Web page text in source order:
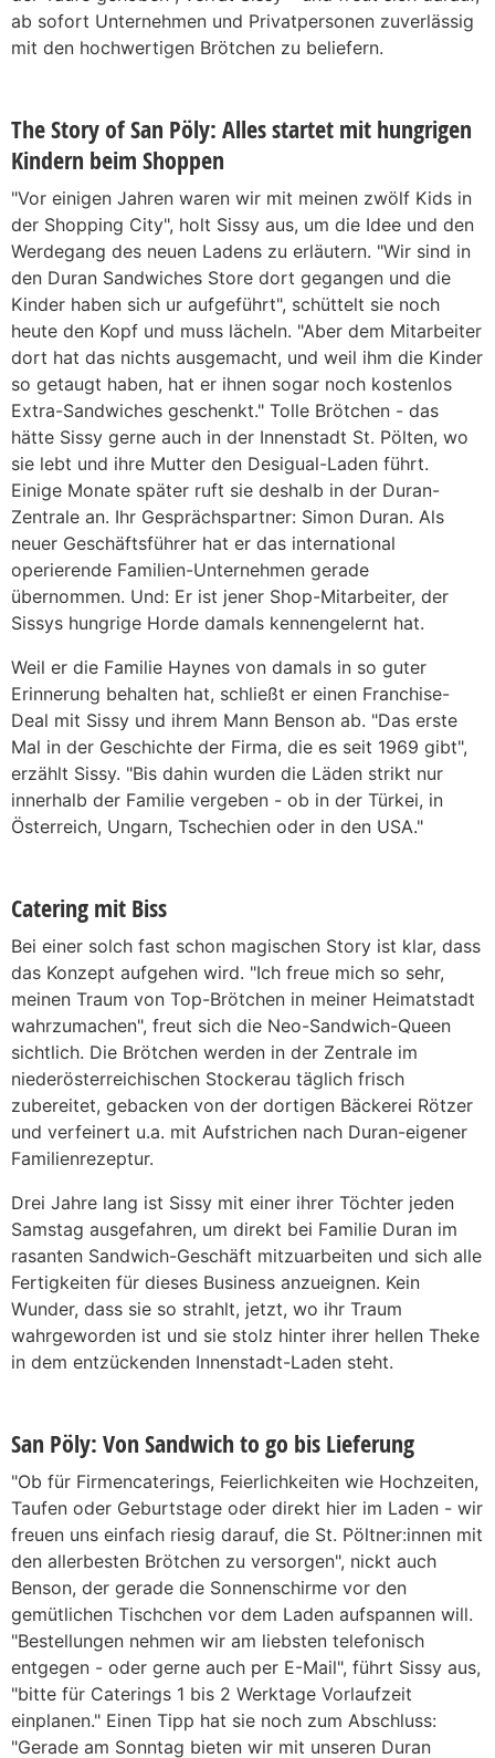
ab sofort Unternehmen und Privatpersonen zuverlässig
mit den hochwertigen Brötchen zu beliefern.
The Story of San Pöly: Alles startet mit hungrigen
Kindern beim Shoppen
"Vor einigen Jahren waren wir mit meinen zwölf Kids in
der Shopping City", holt Sissy aus, um die Idee und den
Werdegang des neuen Ladens zu erläutern. "Wir sind in
den Duran Sandwiches Store dort gegangen und die
Kinder haben sich ur aufgeführt", schüttelt sie noch
heute den Kopf und muss lächeln. "Aber dem Mitarbeiter
dort hat das nichts ausgemacht, und weil ihm die Kinder
so getaugt haben, hat er ihnen sogar noch kostenlos
Extra-Sandwiches geschenkt." Tolle Brötchen - das
hätte Sissy gerne auch in der Innenstadt St. Pölten, wo
sie lebt und ihre Mutter den Desigual-Laden führt.
Einige Monate später ruft sie deshalb in der Duran-
Zentrale an. Ihr Gesprächspartner: Simon Duran. Als
neuer Geschäftsführer hat er das international
operierende Familien-Unternehmen gerade
übernommen. Und: Er ist jener Shop-Mitarbeiter, der
Sissys hungrige Horde damals kennengelernt hat.
Weil er die Familie Haynes von damals in so guter
Erinnerung behalten hat, schließt er einen Franchise-
Deal mit Sissy und ihrem Mann Benson ab. "Das erste
Mal in der Geschichte der Firma, die es seit 1969 gibt",
erzählt Sissy. "Bis dahin wurden die Läden strikt nur
innerhalb der Familie vergeben - ob in der Türkei, in
Österreich, Ungarn, Tschechien oder in den USA."
Catering mit Biss
Bei einer solch fast schon magischen Story ist klar, dass
das Konzept aufgehen wird. "Ich freue mich so sehr,
meinen Traum von Top-Brötchen in meiner Heimatstadt
wahrzumachen", freut sich die Neo-Sandwich-Queen
sichtlich. Die Brötchen werden in der Zentrale im
niederösterreichischen Stockerau täglich frisch
zubereitet, gebacken von der dortigen Bäckerei Rötzer
und verfeinert u.a. mit Aufstrichen nach Duran-eigener
Familienrezeptur.
Drei Jahre lang ist Sissy mit einer ihrer Töchter jeden
Samstag ausgefahren, um direkt bei Familie Duran im
rasanten Sandwich-Geschäft mitzuarbeiten und sich alle
Fertigkeiten für dieses Business anzueignen. Kein
Wunder, dass sie so strahlt, jetzt, wo ihr Traum
wahrgeworden ist und sie stolz hinter ihrer hellen Theke
in dem entzückenden Innenstadt-Laden steht.
San Pöly: Von Sandwich to go bis Lieferung
"Ob für Firmencaterings, Feierlichkeiten wie Hochzeiten,
Taufen oder Geburtstage oder direkt hier im Laden - wir
freuen uns einfach riesig darauf, die St. Pöltner:innen mit
den allerbesten Brötchen zu versorgen", nickt auch
Benson, der gerade die Sonnenschirme vor den
gemütlichen Tischchen vor dem Laden aufspannen will.
"Bestellungen nehmen wir am liebsten telefonisch
entgegen - oder gerne auch per E-Mail", führt Sissy aus,
"bitte für Caterings 1 bis 2 Werktage Vorlaufzeit
einplanen." Einen Tipp hat sie noch zum Abschluss:
"Gerade am Sonntag bieten wir mit unseren Duran